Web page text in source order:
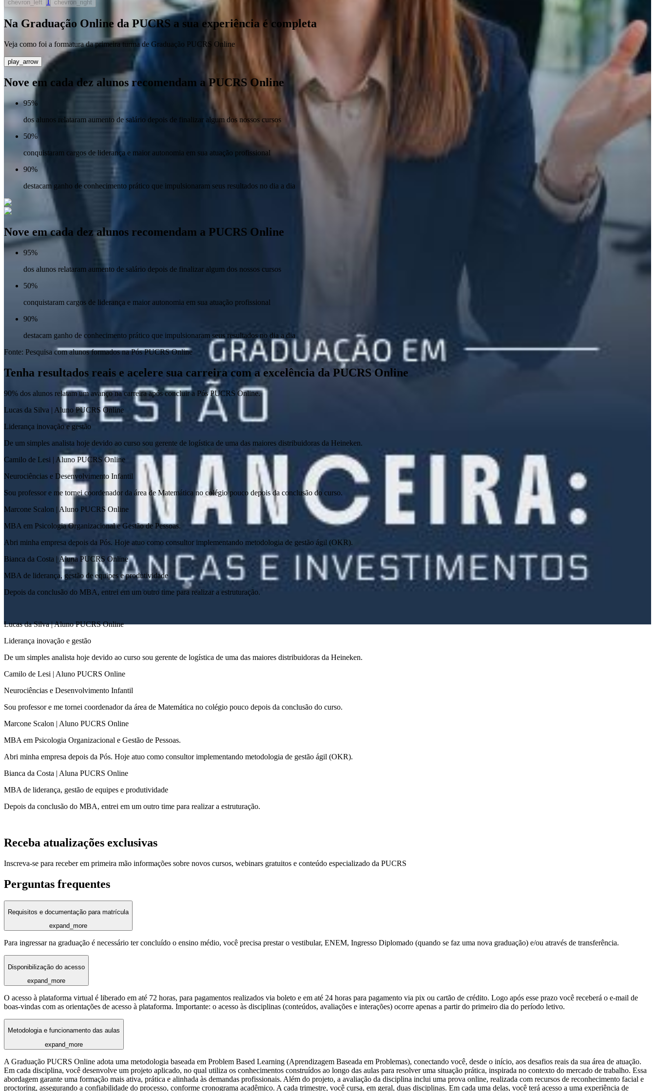
chevron_left chevron_right
Na Graduação Online da PUCRS a sua experiência é completa
Veja como foi a formatura da primeira turma de Graduação PUCRS Online
play_arrow
Nove em cada dez alunos recomendam a PUCRS Online
95%
dos alunos relataram aumento de salário depois de finalizar algum dos nossos cursos
50%
conquistaram cargos de liderança e maior autonomia em sua atuação profissional
90%
destacam ganho de conhecimento prático que impulsionaram seus resultados no dia a dia
Nove em cada dez alunos recomendam a PUCRS Online
95%
dos alunos relataram aumento de salário depois de finalizar algum dos nossos cursos
50%
conquistaram cargos de liderança e maior autonomia em sua atuação profissional
90%
destacam ganho de conhecimento prático que impulsionaram seus resultados no dia a dia
Fonte: Pesquisa com alunos formados na Pós PUCRS Online
Tenha resultados reais e acelere sua carreira com a excelência da PUCRS Online
90% dos alunos relatam um avanço na carreira após concluir a Pós PUCRS Online.
Lucas da Silva | Aluno PUCRS Online
Liderança inovação e gestão
De um simples analista hoje devido ao curso sou gerente de logística de uma das maiores distribuidoras da Heineken.
Camilo de Lesi | Aluno PUCRS Online
Neurociências e Desenvolvimento Infantil
Sou professor e me tornei coordenador da área de Matemática no colégio pouco depois da conclusão do curso.​
Marcone Scalon | Aluno PUCRS Online
MBA em Psicologia Organizacional e Gestão de Pessoas.​
Abri minha empresa depois da Pós. Hoje atuo como consultor implementando metodologia de gestão ágil (OKR).
Bianca da Costa | Aluna PUCRS Online
MBA de liderança, gestão de equipes e produtividade​
Depois da conclusão do MBA, entrei em um outro time para realizar a estruturação.
Lucas da Silva | Aluno PUCRS Online
Liderança inovação e gestão
De um simples analista hoje devido ao curso sou gerente de logística de uma das maiores distribuidoras da Heineken.
Camilo de Lesi | Aluno PUCRS Online
Neurociências e Desenvolvimento Infantil
Sou professor e me tornei coordenador da área de Matemática no colégio pouco depois da conclusão do curso.​
Marcone Scalon | Aluno PUCRS Online
MBA em Psicologia Organizacional e Gestão de Pessoas.​
Abri minha empresa depois da Pós. Hoje atuo como consultor implementando metodologia de gestão ágil (OKR).
Bianca da Costa | Aluna PUCRS Online
MBA de liderança, gestão de equipes e produtividade​
Depois da conclusão do MBA, entrei em um outro time para realizar a estruturação.
Receba atualizações exclusivas
Inscreva-se para receber em primeira mão informações sobre novos cursos, webinars gratuitos e conteúdo especializado da PUCRS
Perguntas frequentes
Requisitos e documentação para matrícula
expand_more
Para ingressar na graduação é necessário ter concluído o ensino médio, você precisa prestar o vestibular, ENEM, Ingresso Diplomado (quando se faz uma nova graduação) e/ou através de transferência.
Disponibilização do acesso
expand_more
O acesso à plataforma virtual é liberado em até 72 horas, para pagamentos realizados via boleto e em até 24 horas para pagamento via pix ou cartão de crédito. Logo após esse prazo você receberá o e-mail de
boas-vindas com as orientações de acesso à plataforma. Importante: o acesso às disciplinas (conteúdos, avaliações e interações) ocorre apenas a partir do primeiro dia do período letivo.
Metodologia e funcionamento das aulas
expand_more
A Graduação PUCRS Online adota uma metodologia baseada em Problem Based Learning (Aprendizagem Baseada em Problemas), conectando você, desde o início, aos desafios reais da sua área de atuação.
Em cada disciplina, você desenvolve um projeto aplicado, no qual utiliza os conhecimentos construídos ao longo das aulas para resolver uma situação prática, inspirada no contexto do mercado de trabalho. Essa
abordagem garante uma formação mais ativa, prática e alinhada às demandas profissionais. Além do projeto, a avaliação da disciplina inclui uma prova online, realizada com recursos de reconhecimento facial e
proctoring, assegurando a confiabilidade do processo, conforme cronograma acadêmico. A cada trimestre, você cursa, em geral, duas disciplinas. Em cada uma delas, você terá acesso a uma experiência de